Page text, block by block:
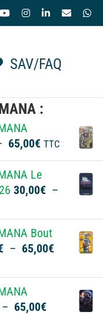
YouTubeInstagramLinkedIn
Email
SAV/FAQ
:
65,00€Plage
de
prix :
30,00€
65,00€
TTC
Le
30,00€ –
Bout
– 65,00€Plage
prix :
30,00€
– 65,00€Plage